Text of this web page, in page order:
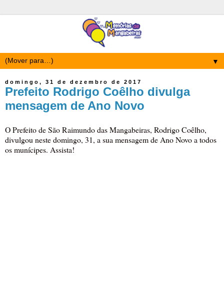
▼
domingo, 31 de dezembro de 2017
Prefeito Rodrigo Coêlho divulga
mensagem de Ano Novo
O Prefeito de São Raimundo das Mangabeiras, Rodrigo Coêlho,
divulgou neste domingo, 31, a sua mensagem de Ano Novo a todos
os munícipes. Assista!